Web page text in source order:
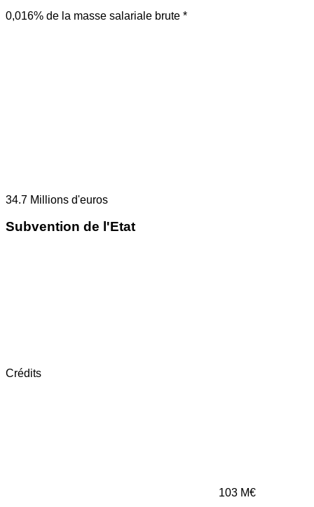
0,016% de la masse salariale brute *
34.7 Millions d'euros
Subvention de l'Etat
Crédits
103 M€